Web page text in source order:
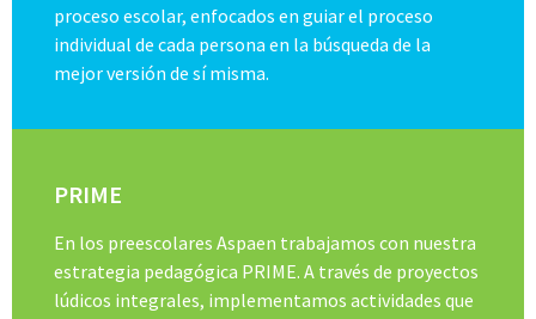
proceso escolar, enfocados en guiar el proceso
individual de cada persona en la búsqueda de la
mejor versión de sí misma.
PRIME
En los preescolares Aspaen trabajamos con nuestra
estrategia pedagógica PRIME. A través de proyectos
lúdicos integrales, implementamos actividades que